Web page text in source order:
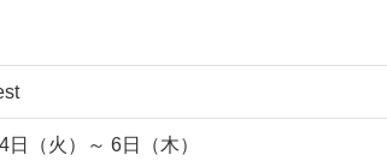
日（火）～ 6日（木）